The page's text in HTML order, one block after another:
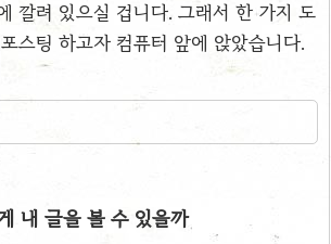
깔려 있으실 겁니다. 그래서 한 가지 도
스팅 하고자 컴퓨터 앞에 앉았습니다.
내 글을 볼 수 있을까